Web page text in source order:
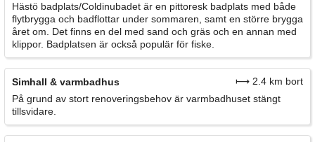
Hästö badplats/Coldinubadet är en pittoresk badplats med både
flytbrygga och badflottar under sommaren, samt en större brygga
året om. Det finns en del med sand och gräs och en annan med
klippor. Badplatsen är också populär för fiske.
Simhall & varmbadhus
⟼ 2.4 km bort
På grund av stort renoveringsbehov är varmbadhuset stängt
tillsvidare.